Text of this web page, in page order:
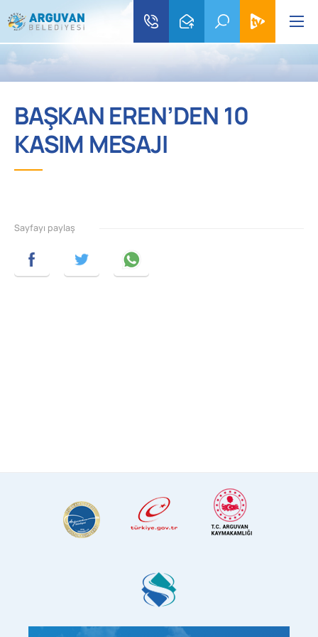
BAŞKAN EREN’DEN 10
KASIM MESAJI
Sayfayı paylaş